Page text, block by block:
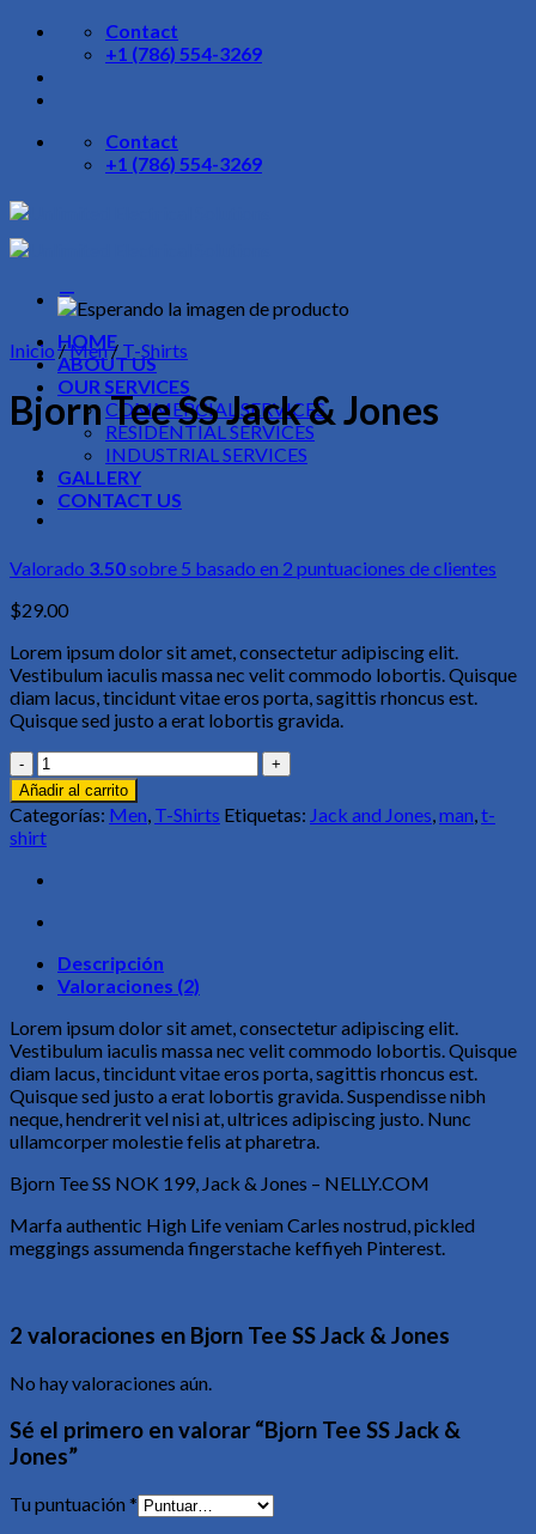
Skip
content
Contact
+1 (786) 554-3269
Contact
+1 (786) 554-3269
HOME
ABOUT US
OUR SERVICES
COMMERCIAL SERVICES
RESIDENTIAL SERVICES
INDUSTRIAL SERVICES
GALLERY
CONTACT US
Inicio /Men/ T-Shirts
Bjorn Tee SS Jack & Jones
Valorado 3.50sobre 5 basado en 2 puntuaciones de clientes
$29.00
Lorem ipsum dolor sit amet, consectetur adipiscing elit.
Vestibulum iaculis massa nec velit commodo lobortis. Quisque
diam lacus, tincidunt vitae eros porta, sagittis rhoncus est.
Quisque sed justo a erat lobortis gravida.
Bjorn
Tee
SS
Jack
&
Jones
Añadir al carrito
Categorías: Men T-Shirts Etiquetas: Jack and Jones man t-
shirt
Descripción
Valoraciones (2)
Lorem ipsum dolor sit amet, consectetur adipiscing elit.
Vestibulum iaculis massa nec velit commodo lobortis. Quisque
diam lacus, tincidunt vitae eros porta, sagittis rhoncus est.
Quisque sed justo a erat lobortis gravida. Suspendisse nibh
neque, hendrerit vel nisi at, ultrices adipiscing justo. Nunc
ullamcorper molestie felis at pharetra.
Bjorn Tee SS NOK 199, Jack & Jones – NELLY.COM
Marfa authentic High Life veniam Carles nostrud, pickled
meggings assumenda fingerstache keffiyeh Pinterest.
2 valoraciones en Bjorn Tee SS Jack & Jones
No hay valoraciones aún.
Sé el primero en valorar “Bjorn Tee SS Jack &
Jones”
Tu puntuación*